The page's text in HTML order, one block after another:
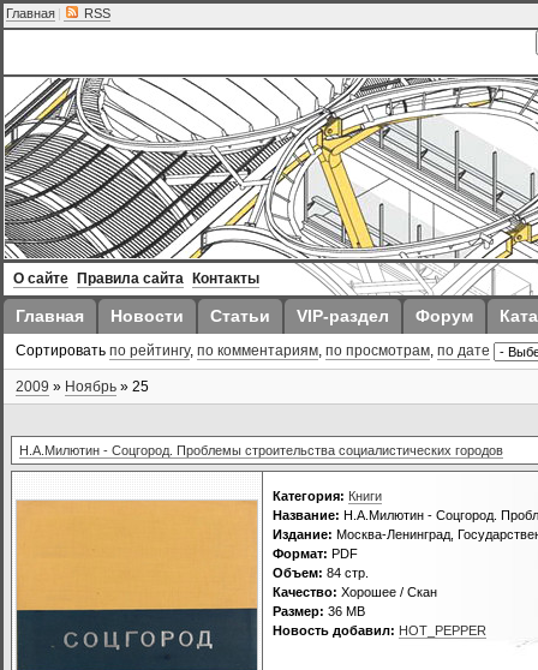
Главная | RSS
О сайте Правила сайта Контакты
Главная Новости Статьи VIP-раздел Форум
Сортировать по рейтингу, по комментариям, по просмотрам, по дате
2009 » Ноябрь » 25
Н.А.Милютин - Соцгород. Проблемы строительства социалистических городов
Категория: Книги
Название: Н.А.Милютин - Соцгород.
Издание: Москва-Ленинград,
Формат: PDF
Объем: 84 стр.
Качество: Хорошее / Скан
Размер: 36 MB
Новость добавил: HOT_PEPPER